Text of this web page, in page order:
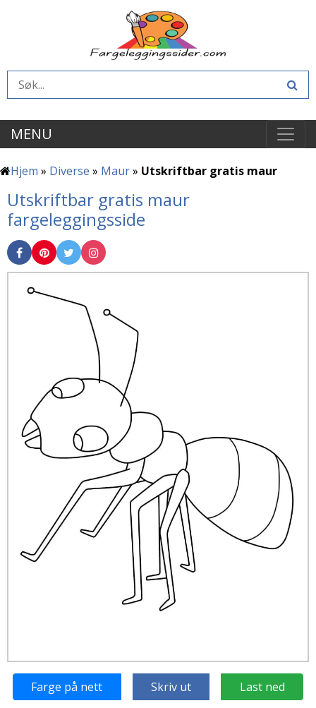
MENU
Hjem » Diverse » Maur» Utskriftbar gratis maur
Utskriftbar gratis maur
fargeleggingsside
Farge på nett Skriv ut Last ned